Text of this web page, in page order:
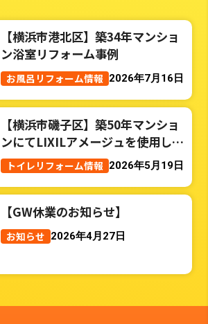
【横浜市港北区】築34年マンショ
ン浴室リフォーム事例
お風呂リフォーム情報 2026年7月16日
【横浜市磯子区】築50年マンショ
ンにてLIXILアメージュを使用した
トイレリフォーム事例
トイレリフォーム情報 2026年5月19日
【GW休業のお知らせ】
お知らせ 2026年4月27日